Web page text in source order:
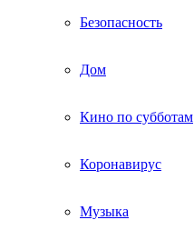
Безопасность
Дом
Кино по субботам
Коронавирус
Музыка